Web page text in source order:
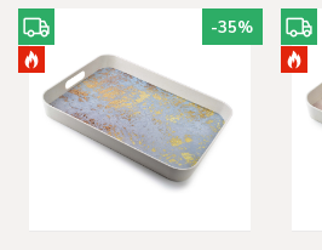
-35%